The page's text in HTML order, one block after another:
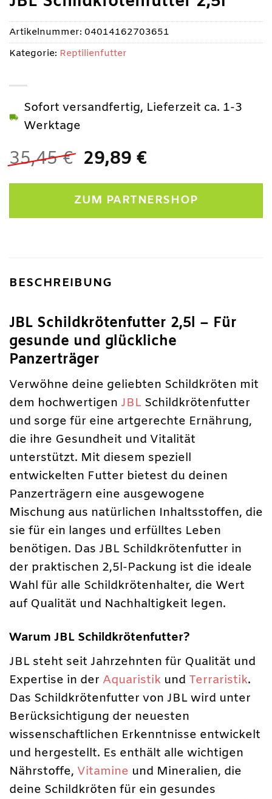
35,45€ Ursprünglicher
war:
35,45 €
29,89 €Aktueller
ist:
29,89 €.
Sofort versandfertig, Lieferzeit ca. 1-3
Werktage
ZUM PARTNERSHOP
Artikelnummer: 04014162703651
Kategorie: Reptilienfutter
BESCHREIBUNG
JBL Schildkrötenfutter 2,5l – Für
gesunde und glückliche
Panzerträger
Verwöhne deine geliebten Schildkröten mit
dem hochwertigen JBL Schildkrötenfutter
und sorge für eine artgerechte Ernährung,
die ihre Gesundheit und Vitalität
unterstützt. Mit diesem speziell
entwickelten Futter bietest du deinen
Panzerträgern eine ausgewogene
Mischung aus natürlichen Inhaltsstoffen, die
sie für ein langes und erfülltes Leben
benötigen. Das JBL Schildkrötenfutter in
der praktischen 2,5l-Packung ist die ideale
Wahl für alle Schildkrötenhalter, die Wert
auf Qualität und Nachhaltigkeit legen.
Warum JBL Schildkrötenfutter?
JBL steht seit Jahrzehnten für Qualität und
Expertise in der Aquaristik und Terraristik.
Das Schildkrötenfutter von JBL wird unter
Berücksichtigung der neuesten
wissenschaftlichen Erkenntnisse entwickelt
und hergestellt. Es enthält alle wichtigen
Nährstoffe, Vitamine und Mineralien, die
deine Schildkröten für ein gesundes